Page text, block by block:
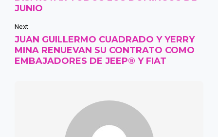
JUNIO
Next
JUAN GUILLERMO CUADRADO Y YERRY
MINA RENUEVAN SU CONTRATO COMO
EMBAJADORES DE JEEP® Y FIAT